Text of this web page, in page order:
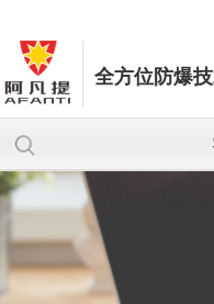
全方位防爆